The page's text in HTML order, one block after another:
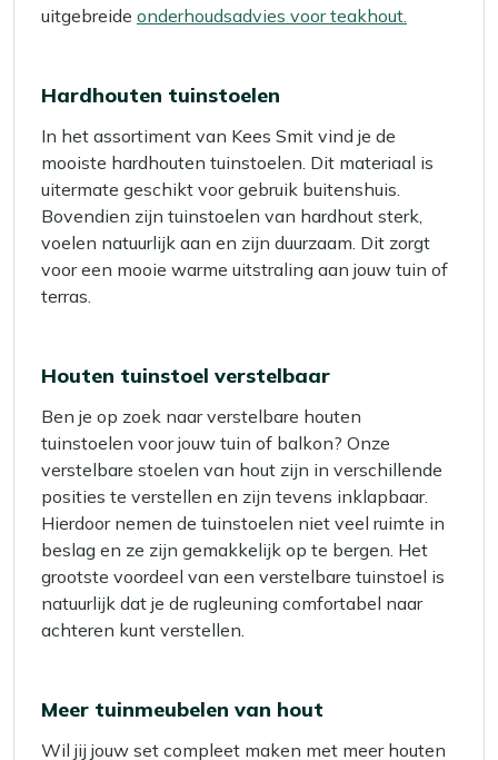
uitgebreide onderhoudsadvies voor teakhout.
Hardhouten tuinstoelen
In het assortiment van Kees Smit vind je de
mooiste hardhouten tuinstoelen. Dit materiaal is
uitermate geschikt voor gebruik buitenshuis.
Bovendien zijn tuinstoelen van hardhout sterk,
voelen natuurlijk aan en zijn duurzaam. Dit zorgt
voor een mooie warme uitstraling aan jouw tuin of
terras.
Houten tuinstoel verstelbaar
Ben je op zoek naar verstelbare houten
tuinstoelen voor jouw tuin of balkon? Onze
verstelbare stoelen van hout zijn in verschillende
posities te verstellen en zijn tevens inklapbaar.
Hierdoor nemen de tuinstoelen niet veel ruimte in
beslag en ze zijn gemakkelijk op te bergen. Het
grootste voordeel van een verstelbare tuinstoel is
natuurlijk dat je de rugleuning comfortabel naar
achteren kunt verstellen.
Meer tuinmeubelen van hout
Wil jij jouw set compleet maken met meer houten